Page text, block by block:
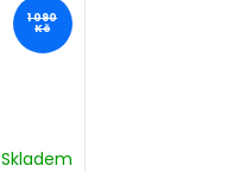
1 090
Kč
Skladem